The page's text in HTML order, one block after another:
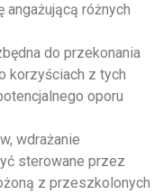
angażującą różnych
do przekonania
korzyściach z tych
oporu
wdrażanie
sterowane przez
z przeszkolonych